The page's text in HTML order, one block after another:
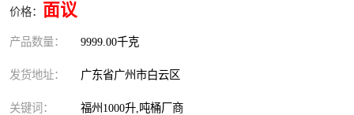
价格： 面议
产品数量： 9999.00千克
发货地址： 广东省广州市白云区
关键词： 福州1000升,吨桶厂商